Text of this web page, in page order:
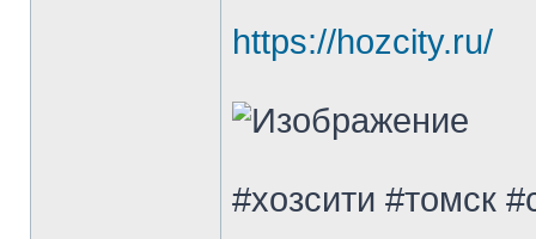
https://hozcity.ru/
#хозсити #томск